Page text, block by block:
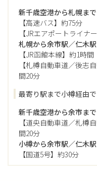
新千歳空港から札幌まで
【高速バス】約75分
【JRエアポートライナ
札幌から余市駅／仁木
【JR函館本線】約1時間
【札樽自動車道／後志
間20分
最寄り駅まで小樽経由
新千歳空港から余市まで
【道央自動車道／札樽
間20分
小樽から余市駅／仁木
【国道5号】約30分